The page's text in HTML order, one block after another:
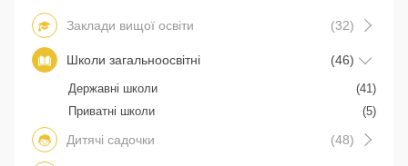
Заклади вищої освіти (32)
Школи загальноосвітні (46)
Державні школи
(41)
Приватні школи
(5)
Дитячі садочки (48)